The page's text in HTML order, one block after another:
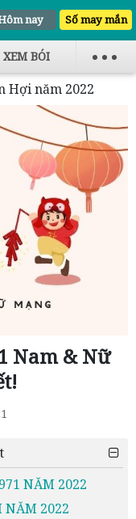
nay Số may mắn
XEM BÓI
Hợi năm 2022
Nam & Nữ
NĂM 2022
NĂM 2022